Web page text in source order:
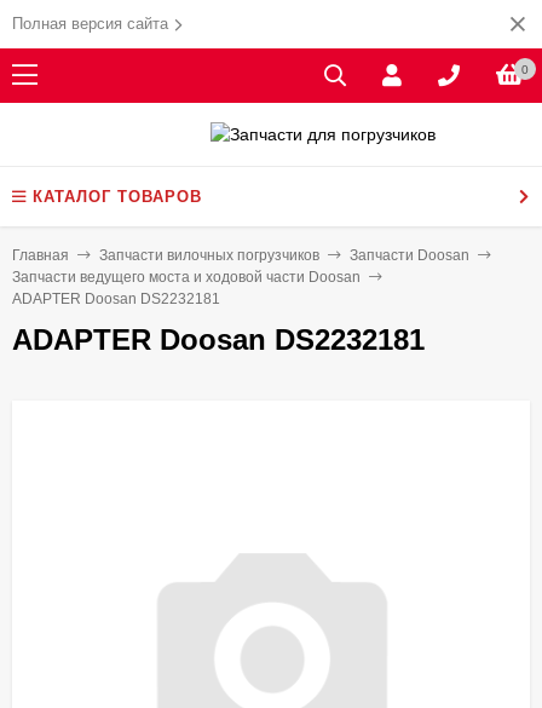
Полная версия сайта
0
КАТАЛОГ ТОВАРОВ
Главная Запчасти вилочных погрузчиков
Запчасти Doosan
Запчасти ведущего моста и ходовой части Doosan
ADAPTER Doosan DS2232181
ADAPTER Doosan DS2232181